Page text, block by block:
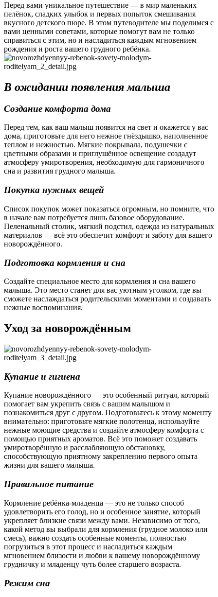
Перед вами уникальное путешествие — в мир маленьких
пелёнок, сладких улыбок и первых попыток смешивания
вкусного детского пюре. В этом путеводителе мы поделимся с
вами ценными советами, которые помогут вам не только
справиться с этим, но и насладиться каждым мгновением
рождения и роста вашего грудного ребёнка.
В ожидании появления малыша
Создание комфорта дома
Перед тем, как ваш малыш появится на свет и окажется у вас
дома, приготовьте для него нежное гнёздышко, наполненное
теплом и нежностью. Мягкие покрывала, подушечки с
цветными образами и приглушённое освещение создадут
атмосферу умиротворения, необходимую для гармоничного
сна и развития грудного малыша.
Покупка нужных вещей
Список покупок может показаться огромным, но помните, что
в начале вам потребуется лишь базовое оборудование.
Пеленальный столик, мягкий подстил, одежда из натуральных
материалов — всё это обеспечит комфорт и заботу для вашего
новорождённого.
Подготовка кормления и сна
Создайте специальное место для кормления и сна вашего
малыша. Это место станет для вас уютным уголком, где вы
сможете наслаждаться родительскими моментами и создавать
нежные воспоминания.
Уход за новорождённым
Купание и гигиена
Купание новорождённого — это особенный ритуал, который
помогает вам укрепить связь с вашим малышом и
познакомиться друг с другом. Подготовьтесь к этому моменту
внимательно: приготовьте мягкие полотенца, используйте
нежные моющие средства и создайте атмосферу комфорта с
помощью приятных ароматов. Всё это поможет создавать
умиротворённую и расслабляющую обстановку,
способствующую приятному закреплению первого опыта
жизни для вашего малыша.
Правильное питание
Кормление ребёнка-младенца — это не только способ
удовлетворить его голод, но и особенное занятие, который
укрепляет близкие связи между вами. Независимо от того,
какой метод вы выбрали для кормления (грудное молоко или
смесь), важно создать особенные моменты, полностью
погрузиться в этот процесс и насладиться каждым
мгновением близости и любви к вашему новорождённому
грудничку и младенцу чуть более старшего возраста.
Режим сна